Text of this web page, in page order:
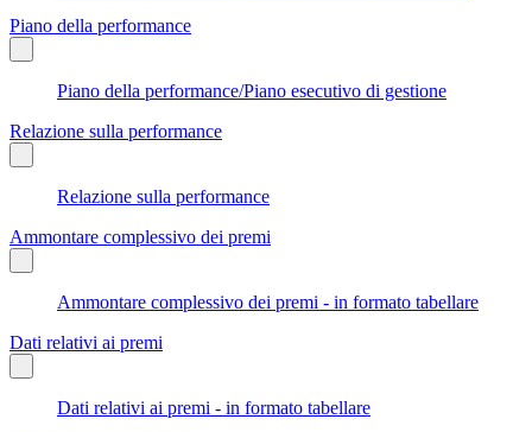
Piano della performance
Piano della performance/Piano esecutivo di gestione
Relazione sulla performance
Relazione sulla performance
Ammontare complessivo dei premi
Ammontare complessivo dei premi - in formato tabellare
Dati relativi ai premi
Dati relativi ai premi - in formato tabellare